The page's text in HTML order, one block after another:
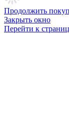
Продолжить
Закрыть окно
Перейти к